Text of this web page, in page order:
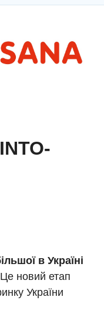
в Україні
Це новий етап
України